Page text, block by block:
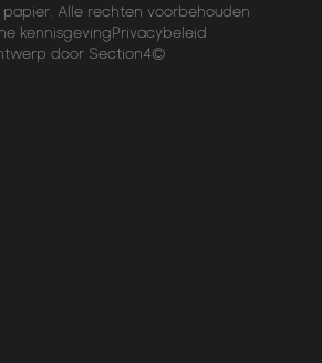
Alle rechten voorbehouden
kennisgevingPrivacybeleid
door Section4©